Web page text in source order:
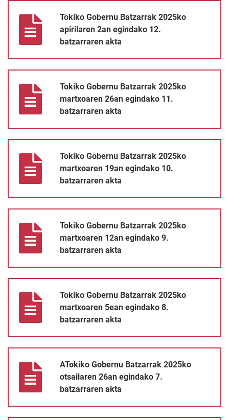
Tokiko Gobernu Batzarrak 2025ko
apirilaren 2an egindako 12.
batzarraren akta
Tokiko Gobernu Batzarrak 2025ko
martxoaren 26an egindako 11.
batzarraren akta
Tokiko Gobernu Batzarrak 2025ko
martxoaren 19an egindako 10.
batzarraren akta
Tokiko Gobernu Batzarrak 2025ko
martxoaren 12an egindako 9.
batzarraren akta
Tokiko Gobernu Batzarrak 2025ko
martxoaren 5ean egindako 8.
batzarraren akta
ATokiko Gobernu Batzarrak 2025ko
otsailaren 26an egindako 7.
batzarraren akta